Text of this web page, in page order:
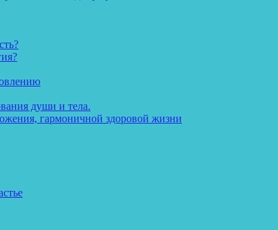
души и тела.
гармоничной здоровой жизни